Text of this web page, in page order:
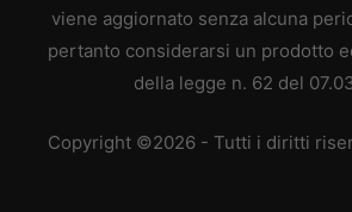
viene aggiornato senza alcuna
pertanto considerarsi un prodotto
della legge n. 62 del
Copyright ©2026 - Tutti i diritti